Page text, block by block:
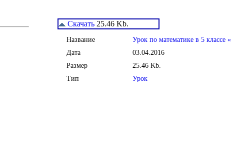
Скачать 25.46 Kb.
Название
Урок по математике в 5
Дата
03.04.2016
Размер
25.46 Kb.
Тип
Урок